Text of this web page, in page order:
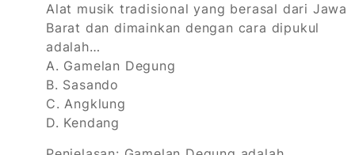
Alat musik tradisional yang berasal dari Jawa
Barat dan dimainkan dengan cara dipukul
adalah…
A. Gamelan Degung
B. Sasando
C. Angklung
D. Kendang